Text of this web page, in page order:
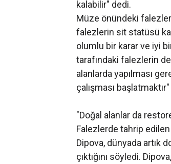
kalabilir" dedi.
Müze önündeki
falezlerin sit statüsü
olumlu bir karar ve iyi
tarafındaki falezlerin
alanlarda yapılması
çalışması
"Doğal alanlar da
Falezlerde tahrip
Dipova, dünyada artık
çıktığını söyledi.